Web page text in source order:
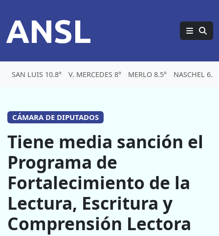
ANSL
SAN LUIS 10.8° V. MERCEDES 8° MERLO 8.5° NASCHEL 6.3°
CÁMARA DE DIPUTADOS
Tiene media sanción el
Programa de
Fortalecimiento de la
Lectura, Escritura y
Comprensión Lectora